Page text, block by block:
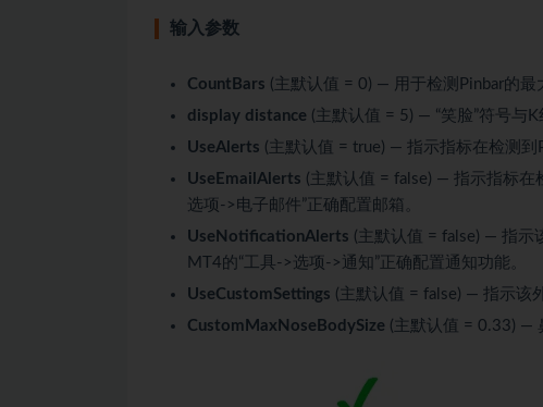
输入参数
CountBars (主默认值 = 0) — 用于检测Pinbar的最
display distance (主默认值 = 5) — “笑脸”符号与K
UseAlerts (主默认值 = true) — 指示指标在检测到
UseEmailAlerts (主默认值 = false) — 指示指标在
选项->电子邮件”正确配置邮箱。
UseNotificationAlerts (主默认值 = false) — 指示
MT4的“工具->选项->通知”正确配置通知功能。
UseCustomSettings (主默认值 = false) — 指示该
CustomMaxNoseBodySize (主默认值 = 0.33) —